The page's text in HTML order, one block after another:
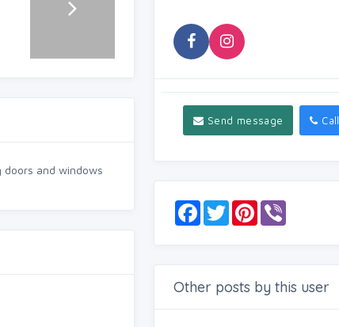
doors and windows
Send message Call
F
o
k
T
w
r
P
e
s
Other posts by this user